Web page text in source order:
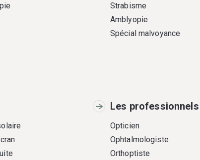
Strabisme
Amblyopie
Spécial malvoyance
Les professionnels
Opticien
Ophtalmologiste
Orthoptiste